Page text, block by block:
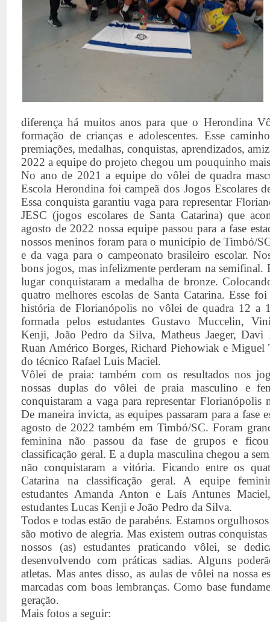
diferença há muitos anos para que o Herondina
formação de crianças e adolescentes. Esse
premiações, medalhas, conquistas, aprendizados,
2022 a equipe do projeto chegou um pouquinho
No ano de 2021 a equipe do vôlei de quadra
Escola Herondina foi campeã dos Jogos Escolares
Essa conquista garantiu vaga para representar
JESC (jogos escolares de Santa Catarina) que
agosto de 2022 nossa equipe passou para a fase
nossos meninos foram para o município de Timbó/
e da vaga para o campeonato brasileiro escolar.
bons jogos, mas infelizmente perderam na semifinal.
lugar conquistaram a medalha de bronze.
quatro melhores escolas de Santa Catarina. Esse
história de Florianópolis no vôlei de quadra 12
formada pelos estudantes Gustavo Muccelin,
Kenji, João Pedro da Silva, Matheus Jaeger, Davi
Ruan Américo Borges, Richard Piehowiak e Miguel
do técnico Rafael Luis Maciel.
Vôlei de praia: também com os resultados nos
nossas duplas do vôlei de praia masculino e
conquistaram a vaga para representar Florianópolis
De maneira invicta, as equipes passaram para a fase
agosto de 2022 também em Timbó/SC. Foram
feminina não passou da fase de grupos e
classificação geral. E a dupla masculina chegou a
não conquistaram a vitória. Ficando entre os
Catarina na classificação geral. A equipe
estudantes Amanda Anton e Laís Antunes
estudantes Lucas Kenji e João Pedro da Silva.
Todos e todas estão de parabéns. Estamos
são motivo de alegria. Mas existem outras
nossos (as) estudantes praticando vôlei, se
desenvolvendo com práticas sadias. Alguns
atletas. Mas antes disso, as aulas de vôlei na nossa
marcadas com boas lembranças. Como base
geração.
Mais fotos a seguir: